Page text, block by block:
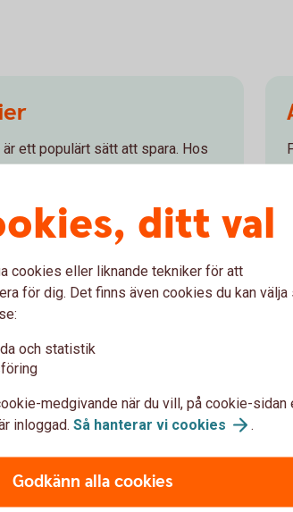
ett populärt sätt att spara. Hos
du köpa och sälja aktier i din app
priser. Läs mer om aktier och
ochaktiehandel
dig
Så handlar du
Du kan köpa
ditt val
cookies eller liknande tekniker för att
för dig. Det finns även cookies du kan välja
och statistik
medgivande när du vill, på cookie-sidan
inloggad. Så hanterar vi cookies .
Godkänn alla cookies